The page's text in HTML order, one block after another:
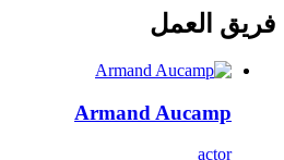
فريق العمل
Armand Aucamp
actor